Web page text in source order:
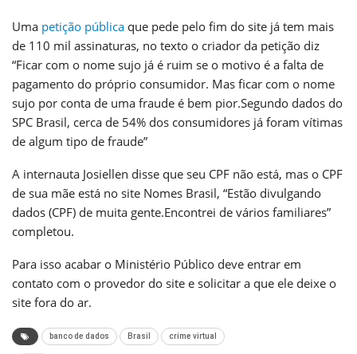
Uma petição pública que pede pelo fim do site já tem mais
de 110 mil assinaturas, no texto o criador da petição diz
“Ficar com o nome sujo já é ruim se o motivo é a falta de
pagamento do próprio consumidor. Mas ficar com o nome
sujo por conta de uma fraude é bem pior.Segundo dados do
SPC Brasil, cerca de 54% dos consumidores já foram vítimas
de algum tipo de fraude”
A internauta Josiellen disse que seu CPF não está, mas o CPF
de sua mãe está no site Nomes Brasil, “Estão divulgando
dados (CPF) de muita gente.Encontrei de vários familiares”
completou.
Para isso acabar o Ministério Público deve entrar em
contato com o provedor do site e solicitar a que ele deixe o
site fora do ar.
banco de dados Brasil crime virtual